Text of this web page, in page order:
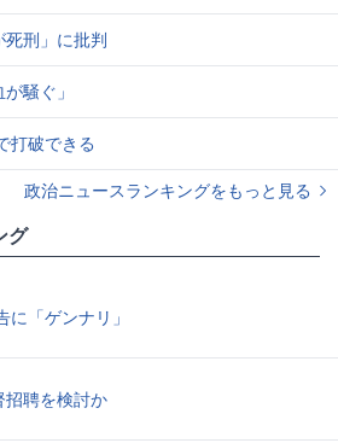
刑」に批判
騒ぐ」
打破できる
政治ニュースランキングをもっと見る
グ
「ゲンナリ」
聘を検討か